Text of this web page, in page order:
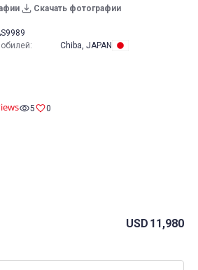
Скачать фотографии
5 0
USD 11,980
: Chiba, JAPAN